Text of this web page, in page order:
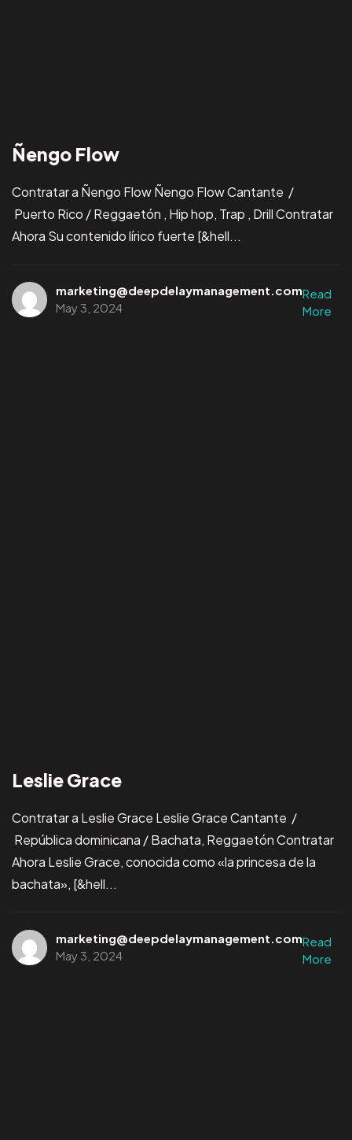
Ñengo Flow
Contratar a Ñengo Flow Ñengo Flow Cantante /
Puerto Rico / Reggaetón , Hip hop, Trap , Drill Contratar
Ahora Su contenido lírico fuerte [&hell...
marketing@deepdelaymanagement.com
May 3, 2024
Read
More
Leslie Grace
Contratar a Leslie Grace Leslie Grace Cantante /
República dominicana / Bachata, Reggaetón Contratar
Ahora Leslie Grace, conocida como «la princesa de la
bachata», [&hell...
marketing@deepdelaymanagement.com
May 3, 2024
Read
More